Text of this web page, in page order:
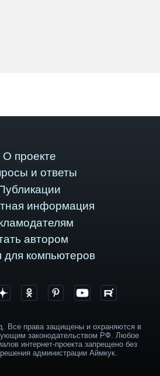
О проекте
и ответы
информация
автором
для компьютеров
Все права защищены и охраняются в
законодательством РФ. Любое
интернет-проекта запрещено без
администрации Аймкук.